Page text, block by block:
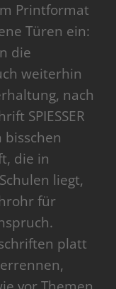
Printformat
Türen ein:
die
weiterhin
nach
SPIESSER
die in
liegt,
für
platt